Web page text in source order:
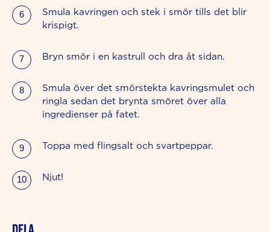
Smula kavringen och stek i smör tills det blir
krispigt.
Bryn smör i en kastrull och dra åt sidan.
Smula över det smörstekta kavringsmulet och
ringla sedan det brynta smöret över alla
ingredienser på fatet.
Toppa med flingsalt och svartpeppar.
Njut!